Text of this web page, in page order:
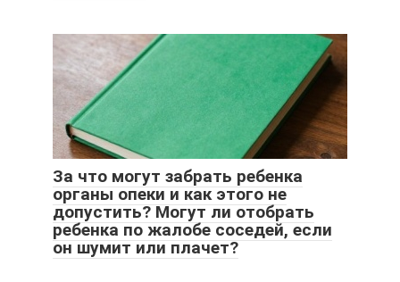
За что могут забрать ребенка
органы опеки и как этого не
допустить? Могут ли отобрать
ребенка по жалобе соседей, если
он шумит или плачет?